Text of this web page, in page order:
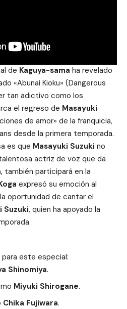
de Kaguya-sama ha revelado
«Abunai Kioku» (Dangerous
tan adictivo como los
el regreso de Masayuki
de amor» de la franquicia,
desde la primera temporada.
es que Masayuki Suzuki no
actriz de voz que da
, también participará en la
expresó su emoción al
oportunidad de cantar el
Suzuki, quien ha apoyado la
este especial:
Shinomiya.
Miyuki Shirogane.
Chika Fujiwara.